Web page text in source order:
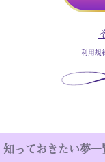
利用規
知っておきたい夢一